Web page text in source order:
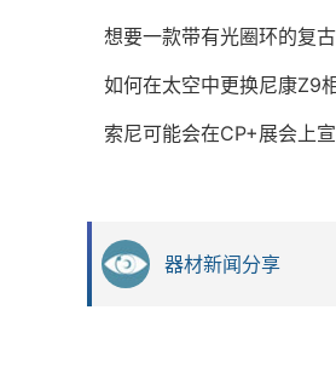
想要一款带有光圈环的复
如何在太空中更换尼康Z9
索尼可能会在CP+展会上
器材新闻分享